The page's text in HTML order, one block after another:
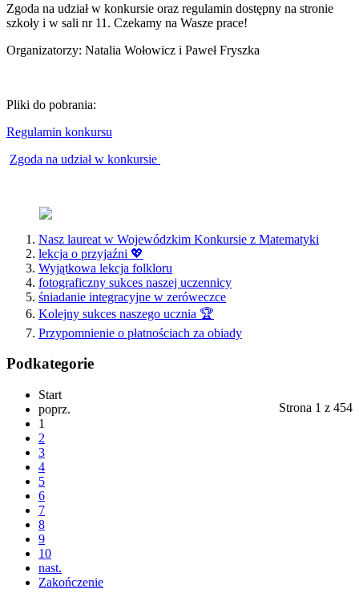
Zgoda na udział w konkursie oraz regulamin dostępny na stronie
szkoły i w sali nr 11. Czekamy na Wasze prace!
Organizatorzy: Natalia Wołowicz i Paweł Fryszka
Pliki do pobrania:
Regulamin konkursu
Zgoda na udział w konkursie
Nasz laureat w Wojewódzkim Konkursie z Matematyki
lekcja o przyjaźni 💖
Wyjątkowa lekcja folkloru
fotograficzny sukces naszej uczennicy
śniadanie integracyjne w zeróweczce
Kolejny sukces naszego ucznia 🏆
Przypomnienie o płatnościach za obiady
Podkategorie
Strona 1 z 454
Start
poprz.
1
2
3
4
5
6
7
8
9
10
nast.
Zakończenie